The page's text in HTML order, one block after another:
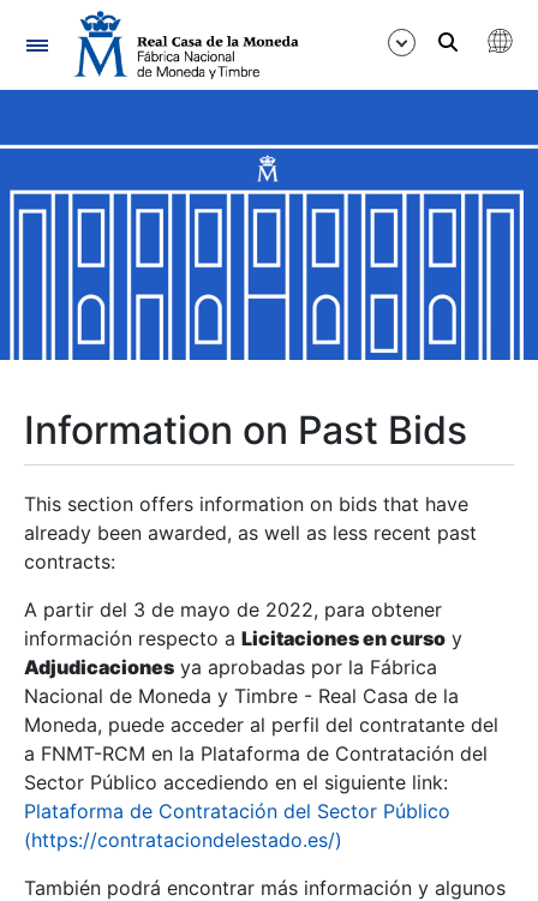
Navigation
Show/Hide
Show/Hide
Show/Hide
Show/Hide
Show/Hide
Information on Past Bids
This section offers information on bids that have
already been awarded, as well as less recent past
contracts:
A partir del 3 de mayo de 2022, para obtener
información respecto a Licitaciones en curso y
Adjudicaciones ya aprobadas por la Fábrica
Nacional de Moneda y Timbre - Real Casa de la
Moneda, puede acceder al perfil del contratante del
a FNMT-RCM en la Plataforma de Contratación del
Sector Público accediendo en el siguiente link:
Plataforma de Contratación del Sector Público
(https://contrataciondelestado.es/)
También podrá encontrar más información y algunos